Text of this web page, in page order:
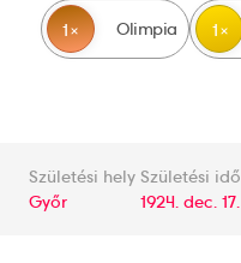
1 Olimpia 1
Születési hely
Győr
Születési idő
1924. dec. 17.